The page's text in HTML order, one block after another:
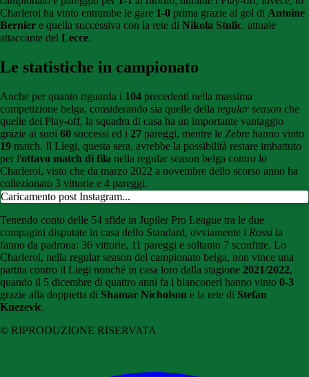
Charleroi ha vinto entrambe le gare 1-0 prima grazie al gol di Antoine
Bernier e quella successiva con la rete di Nikola Stulic, attuale
attaccante del Lecce.
Le statistiche in campionato
Anche per quanto riguarda i 104 precedenti nella massima
competizione belga, considerando sia quelle della regular season che
quelle dei Play-off, la squadra di casa ha un importante vantaggio
grazie ai suoi 60 successi ed i 27 pareggi, mentre le Zebre hanno vinto
19 match. Il Liegi, questa sera, avrebbe la possibilità restare imbattuto
per l'ottavo match di fila nella regular season belga contro lo
Charleroi, visto che da marzo 2022 a novembre dello scorso anno ha
collezionato 3 vittorie e 4 pareggi.
Caricamento post Instagram...
Tenendo conto delle 54 sfide in Jupiler Pro League tra le due
compagini disputate in casa dello Standard, ovviamente i Rossi la
fanno da padrona: 36 vittorie, 11 pareggi e soltanto 7 sconfitte. Lo
Charleroi, nella regular season del campionato belga, non vince una
partita contro il Liegi nonché in casa loro dalla stagione 2021/2022,
quando il 5 dicembre di quattro anni fa i bianconeri hanno vinto 0-3
grazie alla doppietta di Shamar Nicholson e la rete di Stefan
Knezevic.
© RIPRODUZIONE RISERVATA